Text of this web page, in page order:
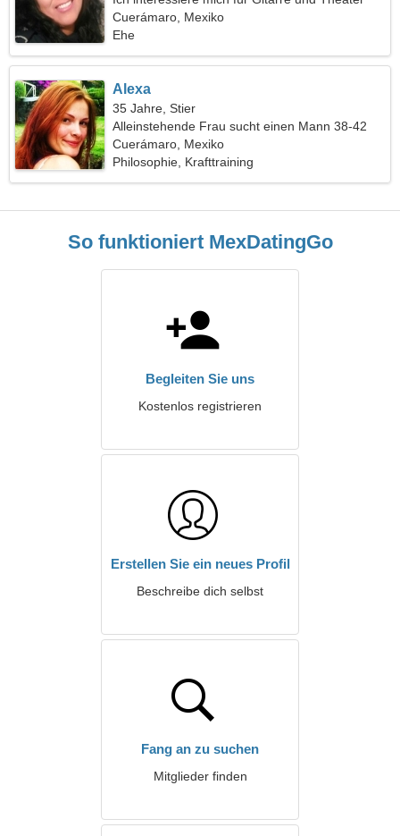
Cuerámaro, Mexiko
Ehe
Alexa
35 Jahre, Stier
Alleinstehende Frau sucht einen Mann 38-42
Cuerámaro, Mexiko
Philosophie, Krafttraining
So funktioniert MexDatingGo
Begleiten Sie uns
Kostenlos registrieren
Erstellen Sie ein neues Profil
Beschreibe dich selbst
Fang an zu suchen
Mitglieder finden